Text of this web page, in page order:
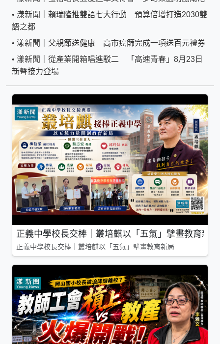
• 漾新聞｜賴瑞隆推雙語七大行動 預算倍增打造2030雙
語之都
• 漾新聞｜父親節送健康 高市癌篩完成一項送百元禮券
• 漾新聞｜從產業開箱唱進駁二 「高速青春」8月23日
新聲接力登場
正義中學校長交棒｜叢培麒以「五氣」擘畫教育新局
正義中學校長交棒｜叢培麒以「五氣」擘畫教育新局